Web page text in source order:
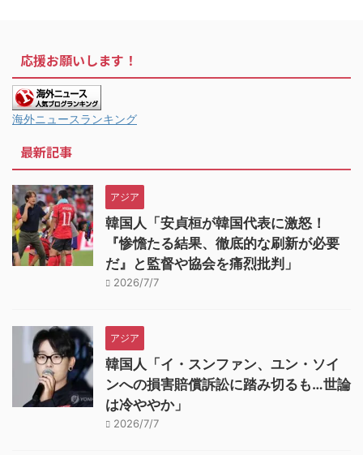
応援お願いします！
海外ニュースランキング
最新記事
アジア
韓国人「安貞桓が韓国代表に激怒！
『惨憺たる結果、徹底的な刷新が必要
だ』と監督や協会を痛烈批判」
2026/7/7
アジア
韓国人「イ・スンファン、ユン・ソイ
ンへの損害賠償訴訟に踏み切るも…世論
は冷ややか」
2026/7/7